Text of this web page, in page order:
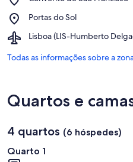
de
Francisco
Portas do Sol
Place,
do
Lisboa (LIS-Humberto
Airport,
(LIS-
Todas as informações sobre a
Quartos e
4 quartos (6 hóspedes)
Quarto 1